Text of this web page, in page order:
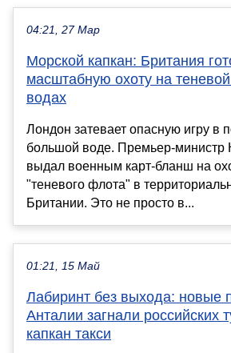
04:21, 27 Мар
Морской капкан: Британия
масштабную охоту на
водах
Лондон затевает опасную игру в
большой воде. Премьер-министр
выдал военным карт-бланш на
"теневого флота" в
Британии. Это не просто в...
01:21, 15 Май
Лабиринт без выхода: новые
Анталии загнали российских
капкан такси